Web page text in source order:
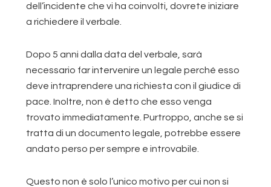
dell’incidente che vi ha coinvolti, dovrete iniziare
a richiedere il verbale.
Dopo 5 anni dalla data del verbale, sarà
necessario far intervenire un legale perché esso
deve intraprendere una richiesta con il giudice di
pace. Inoltre, non è detto che esso venga
trovato immediatamente. Purtroppo, anche se si
tratta di un documento legale, potrebbe essere
andato perso per sempre e introvabile.
Questo non è solo l’unico motivo per cui non si